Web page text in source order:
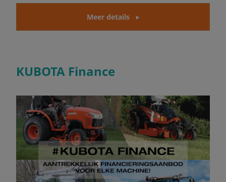
Meer details
KUBOTA Finance